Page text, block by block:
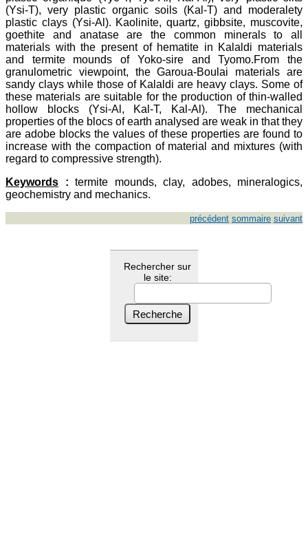
(Ysi-T), very plastic organic soils (Kal-T) and moderalety
plastic clays (Ysi-Al). Kaolinite, quartz, gibbsite, muscovite,
goethite and anatase are the common minerals to all
materials with the present of hematite in Kalaldi materials
and termite mounds of Yoko-sire and Tyomo.From the
granulometric viewpoint, the Garoua-Boulai materials are
sandy clays while those of Kalaldi are heavy clays. Some of
these materials are suitable for the production of thin-walled
hollow blocks (Ysi-Al, Kal-T, Kal-Al). The mechanical
properties of the blocs of earth analysed are weak in that they
are adobe blocks the values of these properties are found to
increase with the compaction of material and mixtures (with
regard to compressive strength).
Keywords : termite mounds, clay, adobes, mineralogics,
geochemistry and mechanics.
précédent sommaire suivant
Rechercher sur
le site: